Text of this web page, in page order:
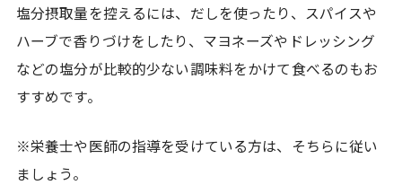
塩分摂取量を控えるには、だしを使ったり、スパイスや
ハーブで香りづけをしたり、マヨネーズやドレッシング
などの塩分が比較的少ない調味料をかけて食べるのもお
すすめです。
※栄養士や医師の指導を受けている方は、そちらに従い
ましょう。